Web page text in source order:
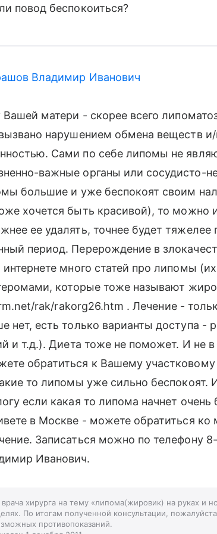
повод беспокоиться?
Владимир Иванович
Вашей матери - скорее всего
нарушением обмена веществ
Сами по себе липомы не
важные органы или сосудисто-
большие и уже беспокоят своим
хочется быть красивой), то можно
ее удалять, точнее будет тяжелее
период. Перерождение в
интернете много статей про липомы
которые тоже называют
rak/rakorg26.htm . Лечение -
нет, есть только варианты доступа -
и т.д.). Диета тоже не поможет. И не
обратиться к Вашему участковому
то липомы уже сильно беспокоят.
если какая то липома начнет
в Москве - можете обратиться ко
Записаться можно по телефону
Иванович.
врача хирурга на тему «липома(жировик) на руках и
По итогам полученной консультации,
противопоказаний.